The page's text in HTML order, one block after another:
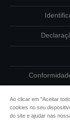
Ao clicar em "Aceitar
cookies no seu
do site e ajudar nas